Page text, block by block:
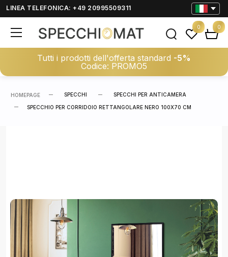
LINEA TELEFONICA: +49 20995509311
Tutti i prodotti dell'offerta standard -5%
Codice: PROMO5
0 0
HOMEPAGE SPECCHI SPECCHI PER ANTICAMERA
SPECCHIO PER CORRIDOIO RETTANGOLARE NERO 100X70 CM